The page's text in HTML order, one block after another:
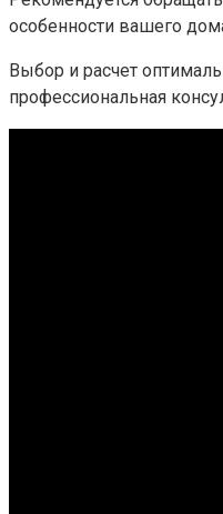
особенности вашего
Выбор и расчет
профессиональная